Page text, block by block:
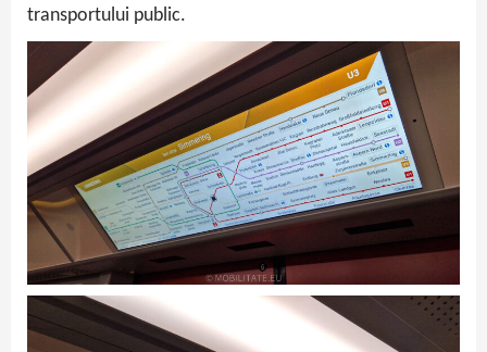
transportului public.